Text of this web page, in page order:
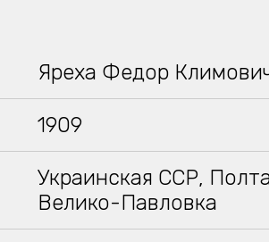
Яреха Федор
1909
Украинская ССР,
Велико-Павловка